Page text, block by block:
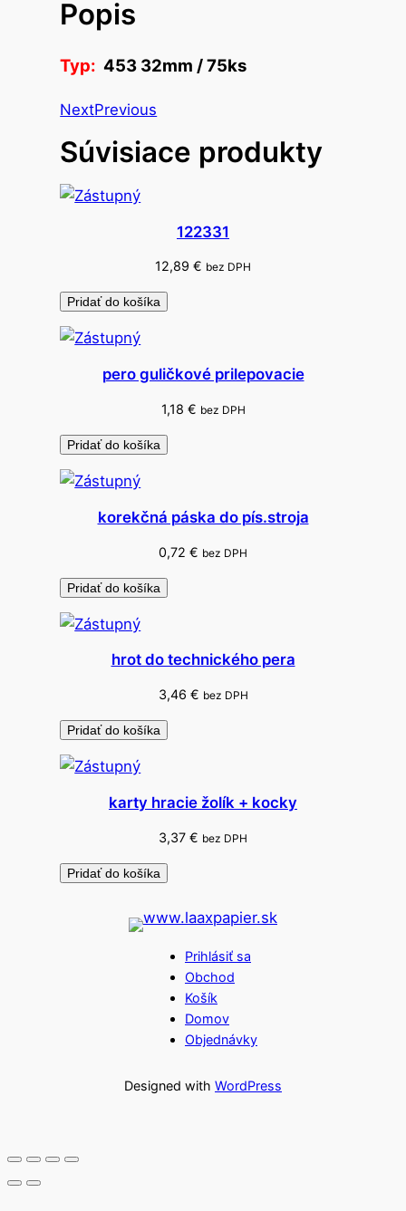
o
s
o
n
k
n
á
r
s
e
Popis
Typ:453 32mm / 75ks
NextPrevious
Súvisiace produkty
122331
12,89 € bez DPH
Pridať do košíka
pero guličkové prilepovacie
1,18 € bez DPH
Pridať do košíka
korekčná páska do pís.stroja
0,72 € bez DPH
Pridať do košíka
hrot do technického pera
3,46 € bez DPH
Pridať do košíka
karty hracie žolík + kocky
3,37 € bez DPH
Pridať do košíka
Prihlásiť sa
Obchod
Košík
Domov
Objednávky
Designed with WordPress